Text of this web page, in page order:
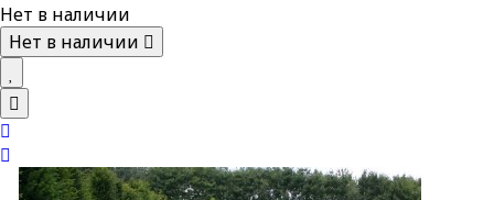
Нет в наличии
Нет в наличии